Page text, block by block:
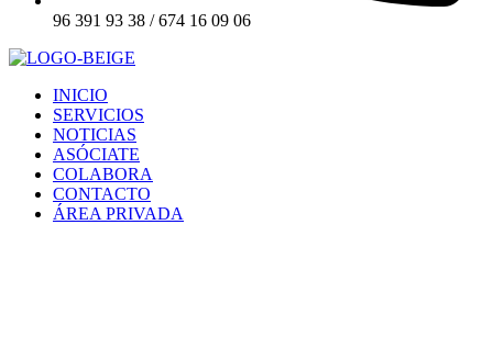
96 391 93 38 / 674 16 09 06
INICIO
SERVICIOS
NOTICIAS
ASÓCIATE
COLABORA
CONTACTO
ÁREA PRIVADA